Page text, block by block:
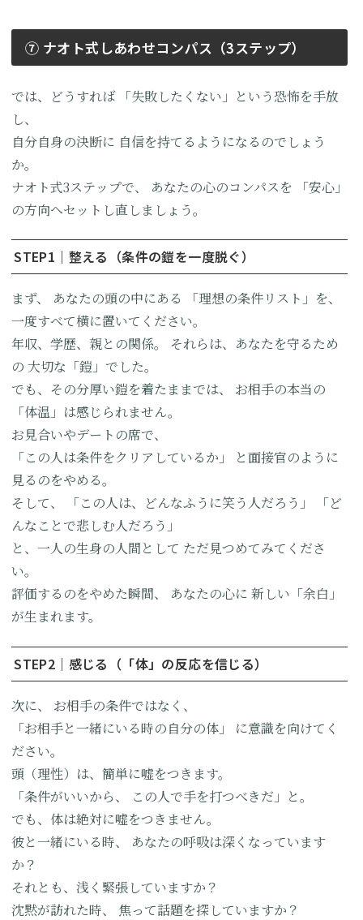
⑦ ナオト式しあわせコンパス（3ステップ）
では、どうすれば
「失敗したくない」という恐怖を手放
し、
自分自身の決断に 自信を持てるようになるのでしょう
か。
ナオト式3ステップで、
あなたの心のコンパスを
「安心」
の方向へセットし直しましょう。
STEP1｜整える（条件の鎧を一度脱ぐ）
まず、 あなたの頭の中にある
「理想の条件リスト」を、
一度すべて横に置いてください。
年収、学歴、親との関係。
それらは、あなたを守るため
の 大切な「鎧」でした。
でも、その分厚い鎧を着たままでは、
お相手の本当の
「体温」は感じられません。
お見合いやデートの席で、
「この人は条件をクリアしているか」
と面接官のように
見るのをやめる。
そして、
「この人は、どんなふうに笑う人だろう」
「ど
んなことで悲しむ人だろう」
と、一人の生身の人間として ただ見つめてみてくださ
い。
評価するのをやめた瞬間、
あなたの心に 新しい「余白」
が生まれます。
STEP2｜感じる（「体」の反応を信じる）
次に、
お相手の条件ではなく、
「お相手と一緒にいる時の自分の体」
に意識を向けてく
ださい。
頭（理性）は、簡単に嘘をつきます。
「条件がいいから、
この人で手を打つべきだ」と。
でも、体は絶対に嘘をつきません。
彼と一緒にいる時、
あなたの呼吸は深くなっています
か？
それとも、浅く緊張していますか？
沈黙が訪れた時、
焦って話題を探していますか？